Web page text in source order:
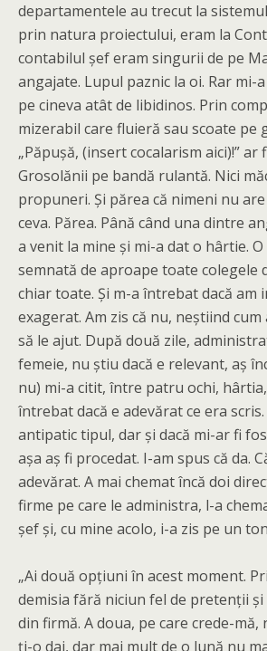
departamentele au trecut la
prin natura proiectului, eram la
contabilul șef eram singurii de pe
angajate. Lupul paznic la oi. Rar mi-
pe cineva atât de libidinos. Prin
mizerabil care fluieră sau scoate pe
„Păpușă, (insert cocalarism aici)!”
Grosolănii pe bandă rulantă. Nici
propuneri. Și părea că nimeni nu
ceva. Părea. Până când una dintre
a venit la mine și mi-a dat o hârtie.
semnată de aproape toate colegele
chiar toate. Și m-a întrebat dacă am
exagerat. Am zis că nu, neștiind
să le ajut. După două zile,
femeie, nu știu dacă e relevant, aș
nu) mi-a citit, între patru ochi,
întrebat dacă e adevărat ce era
antipatic tipul, dar și dacă mi-ar fi
așa aș fi procedat. I-am spus că da.
adevărat. A mai chemat încă doi
firme pe care le administra, l-a
șef și, cu mine acolo, i-a zis pe un
„Ai două opțiuni în acest moment.
demisia fără niciun fel de pretenții
din firmă. A doua, pe care crede-
ți-o dai, dar mai mult de o lună nu